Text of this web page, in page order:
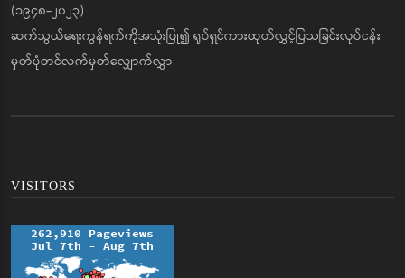
(၁၉၄၈-၂၀၂၃)
ဆက်သွယ်ရေးကွန်ရက်ကိုအသုံးပြု၍ ရုပ်ရှင်ကားထုတ်လွှင့်ပြသခြင်းလုပ်ငန်း
မှတ်ပုံတင်လက်မှတ်လျှောက်လွှာ
VISITORS